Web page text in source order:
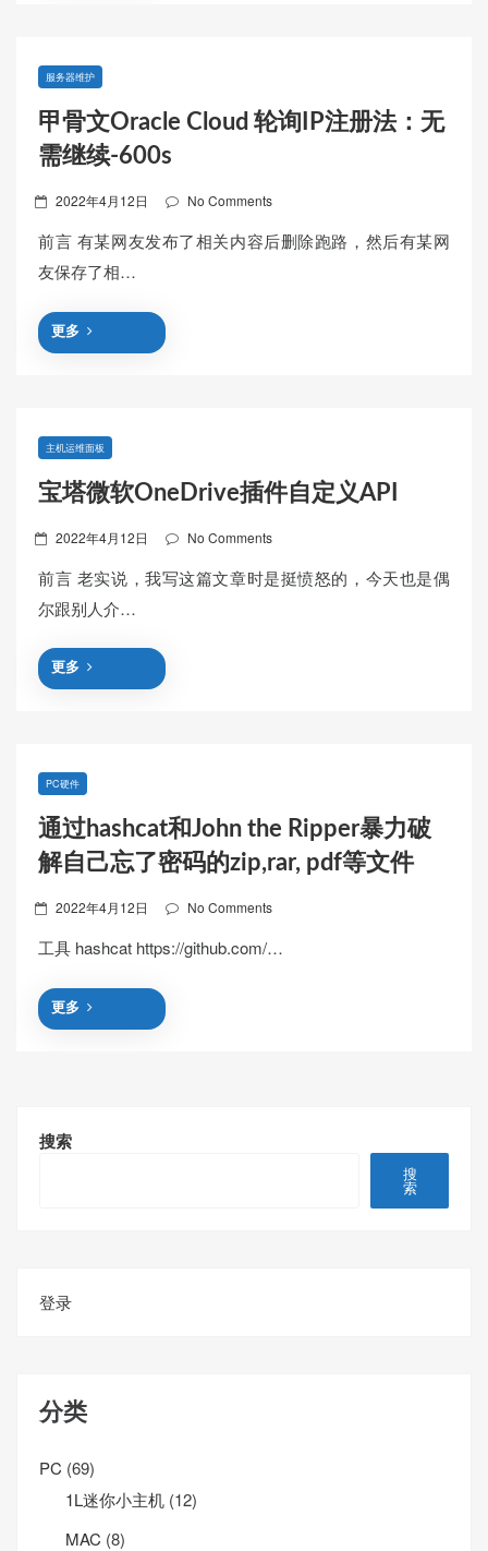
服务器维护
甲骨文Oracle Cloud 轮询IP注册法：无
需继续-600s
Posted
2022年4月12日 No Comments
前言 有某网友发布了相关内容后删除跑路，然后有某网
友保存了相…
更多
主机运维面板
宝塔微软OneDrive插件自定义API
Posted
2022年4月12日 No Comments
前言 老实说，我写这篇文章时是挺愤怒的，今天也是偶
尔跟别人介…
更多
PC硬件
通过hashcat和John the Ripper暴力破
解自己忘了密码的zip,rar, pdf等文件
Posted
2022年4月12日 No Comments
工具 hashcat https://github.com/…
更多
搜索
搜
索
登录
分类
PC (69)
1L迷你小主机 (12)
MAC (8)